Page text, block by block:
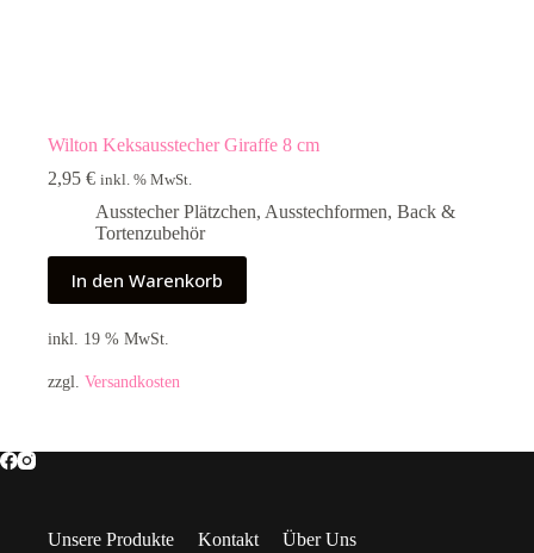
Wilton Keksausstecher Giraffe 8 cm
2,95 € inkl. % MwSt.
Ausstecher Plätzchen, Ausstechformen, Back &
Tortenzubehör
In den Warenkorb
inkl. 19 % MwSt.
zzgl. Versandkosten
Unsere Produkte Kontakt
Über Uns